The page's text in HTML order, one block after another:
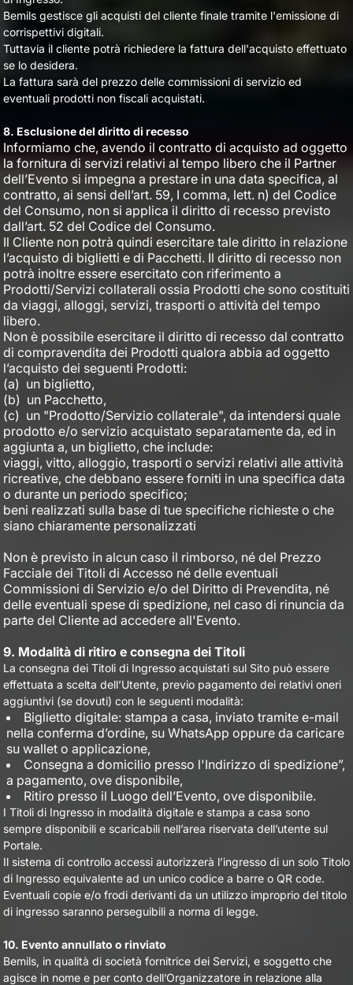
Bemils gestisce gli acquisti del cliente finale tramite l'emissione di
corrispettivi digitali.
Tuttavia il cliente potrà richiedere la fattura dell'acquisto effettuato
se lo desidera.
La fattura sarà del prezzo delle commissioni di servizio ed
eventuali prodotti non fiscali acquistati.
8. Esclusione del diritto di recesso
Informiamo che, avendo il contratto di acquisto ad oggetto
la fornitura di servizi relativi al tempo libero che il Partner
dell’Evento si impegna a prestare in una data specifica, al
contratto, ai sensi dell’art. 59, I comma, lett. n) del Codice
del Consumo, non si applica il diritto di recesso previsto
dall’art. 52 del Codice del Consumo.
Il Cliente non potrà quindi esercitare tale diritto in relazione
l’acquisto di biglietti e di Pacchetti. Il diritto di recesso non
potrà inoltre essere esercitato con riferimento a
Prodotti/Servizi collaterali ossia Prodotti che sono costituiti
da viaggi, alloggi, servizi, trasporti o attività del tempo
libero.
Non è possibile esercitare il diritto di recesso dal contratto
di compravendita dei Prodotti qualora abbia ad oggetto
l’acquisto dei seguenti Prodotti:
(a) un biglietto,
(b) un Pacchetto,
(c) un "Prodotto/Servizio collaterale", da intendersi quale
prodotto e/o servizio acquistato separatamente da, ed in
aggiunta a, un biglietto, che include:
viaggi, vitto, alloggio, trasporti o servizi relativi alle attività
ricreative, che debbano essere forniti in una specifica data
o durante un periodo specifico;
beni realizzati sulla base di tue specifiche richieste o che
siano chiaramente personalizzati
Non è previsto in alcun caso il rimborso, né del Prezzo
Facciale dei Titoli di Accesso né delle eventuali
Commissioni di Servizio e/o del Diritto di Prevendita, né
delle eventuali spese di spedizione, nel caso di rinuncia da
parte del Cliente ad accedere all'Evento.
9. Modalità di ritiro e consegna dei Titoli
La consegna dei Titoli di Ingresso acquistati sul Sito può essere
effettuata a scelta dell’Utente, previo pagamento dei relativi oneri
aggiuntivi (se dovuti) con le seguenti modalità:
Biglietto digitale: stampa a casa, inviato tramite e-mail
nella conferma d’ordine, su WhatsApp oppure da caricare
su wallet o applicazione,
Consegna a domicilio presso l'Indirizzo di spedizione”,
a pagamento, ove disponibile,
Ritiro presso il Luogo dell’Evento, ove disponibile.
I Titoli di Ingresso in modalità digitale e stampa a casa sono
sempre disponibili e scaricabili nell’area riservata dell’utente sul
Portale.
Il sistema di controllo accessi autorizzerà l’ingresso di un solo Titolo
di Ingresso equivalente ad un unico codice a barre o QR code.
Eventuali copie e/o frodi derivanti da un utilizzo improprio del titolo
di ingresso saranno perseguibili a norma di legge.
10. Evento annullato o rinviato
Bemils, in qualità di società fornitrice dei Servizi, e soggetto che
agisce in nome e per conto dell’Organizzatore in relazione alla